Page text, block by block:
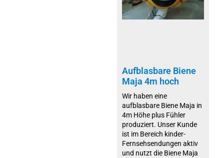
Aufblasbare Biene
Maja 4m hoch
Wir haben eine
aufblasbare Biene Maja in
4m Höhe plus Fühler
produziert. Unser Kunde
ist im Bereich kinder-
Fernsehsendungen aktiv
und nutzt die Biene Maja